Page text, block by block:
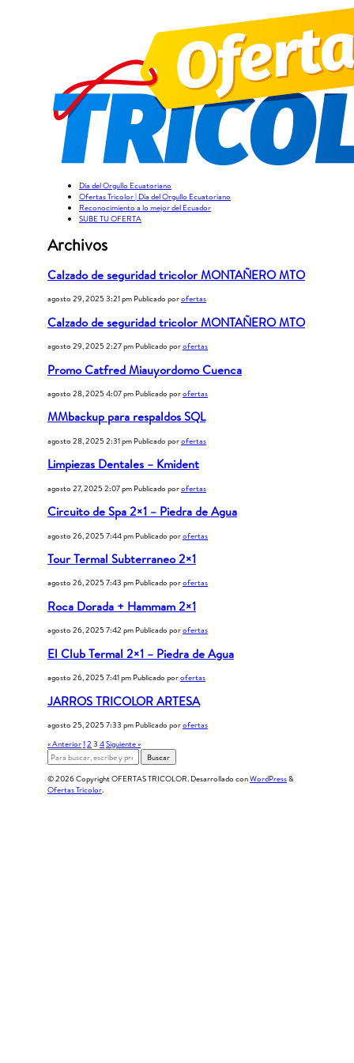
Día del Orgullo Ecuatoriano
Ofertas Tricolor | Día del Orgullo Ecuatoriano
Reconocimiento a lo mejor del Ecuador
SUBE TU OFERTA
Archivos
Calzado de seguridad tricolor MONTAÑERO MTO
agosto 29, 2025 3:21 pm Publicado porofertas
Calzado de seguridad tricolor MONTAÑERO MTO
agosto 29, 2025 2:27 pm Publicado porofertas
Promo Catfred Miauyordomo Cuenca
agosto 28, 2025 4:07 pm Publicado porofertas
MMbackup para respaldos SQL
agosto 28, 2025 2:31 pm Publicado porofertas
Limpiezas Dentales – Kmident
agosto 27, 2025 2:07 pm Publicado porofertas
Circuito de Spa 2×1 – Piedra de Agua
agosto 26, 2025 7:44 pm Publicado porofertas
Tour Termal Subterraneo 2×1
agosto 26, 2025 7:43 pm Publicado porofertas
Roca Dorada + Hammam 2×1
agosto 26, 2025 7:42 pm Publicado porofertas
El Club Termal 2×1 – Piedra de Agua
agosto 26, 2025 7:41 pm Publicado porofertas
JARROS TRICOLOR ARTESA
agosto 25, 2025 7:33 pm Publicado porofertas
« Anterior12 3 4Siguiente »
Buscar
© 2026 Copyright OFERTAS TRICOLOR. Desarrollado conWordPress&
Ofertas Tricolor.